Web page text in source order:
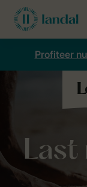
Profiteer
Last